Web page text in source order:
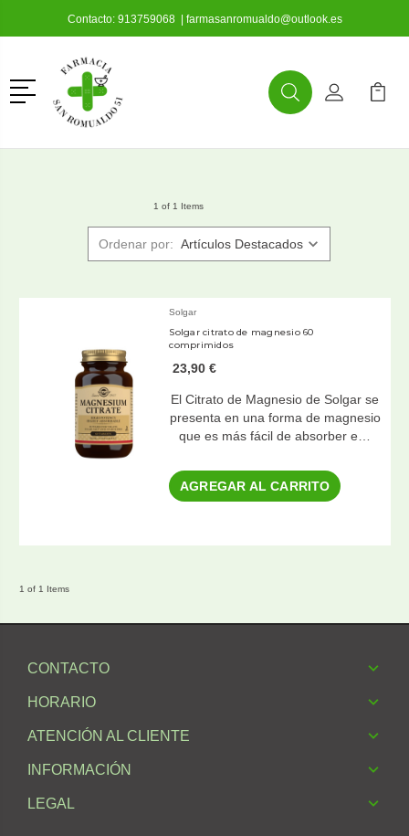
Contacto: 913759068| farmasanromualdo@outlook.es
Menú
BuscarMi Cuenta
Mi
1 of 1 Items
Ordenar por:
Solgar
Solgar citrato de magnesio 60
comprimidos
23,90 €
El Citrato de Magnesio de Solgar se
presenta en una forma de magnesio
que es más fácil de absorber e…
AGREGAR AL CARRITO
1 of 1 Items
CONTACTO
HORARIO
ATENCIÓN AL CLIENTE
INFORMACIÓN
LEGAL